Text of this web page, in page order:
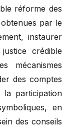
réforme des
par le
instaurer
crédible
mécanismes
des comptes
la participation
en
des conseils